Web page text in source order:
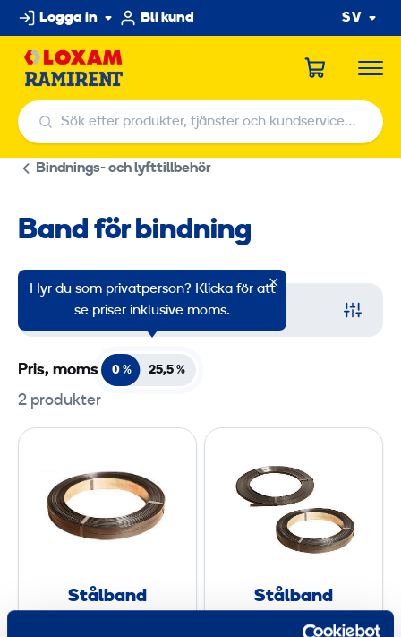
Hoppa
till
innehållet
Logga in Bli kund SV
Sök efter produkter, tjänster och kundservicecenter
Sök efter produkter, tjänster och kundservicecenter
Bindnings- och lyfttillbehör
Band för bindning
Filter
2 produkter
Hyr du som privatperson? Klicka för att
se priser inklusive moms.
Pris, moms 0 % 25,5 %
å
b
n
d
Stålband
t
å
l
b
n
d
Stålband
16 mm